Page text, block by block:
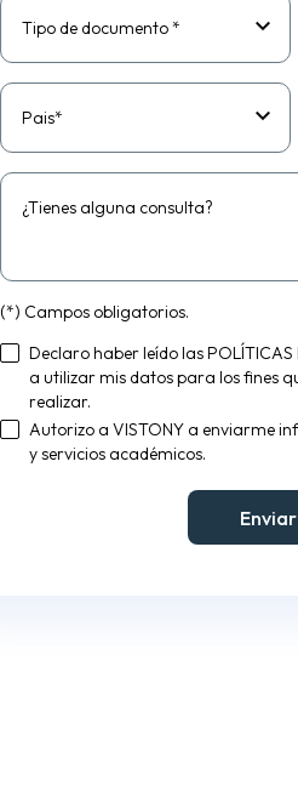
Tipo de documento *
Pais*
¿Tienes alguna consulta?
(*) Campos obligatorios.
Declaro haber leído lasPOLÍTICAS
a utilizar mis datos para los fines
realizar.
Autorizo a VISTONY a enviarme
y servicios académicos.